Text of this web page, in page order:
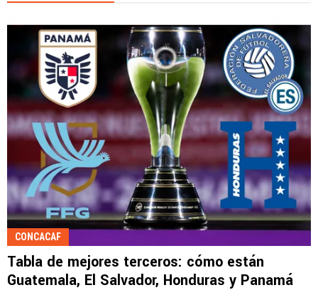
CONCACAF
Tabla de mejores terceros: cómo están
Guatemala, El Salvador, Honduras y Panamá